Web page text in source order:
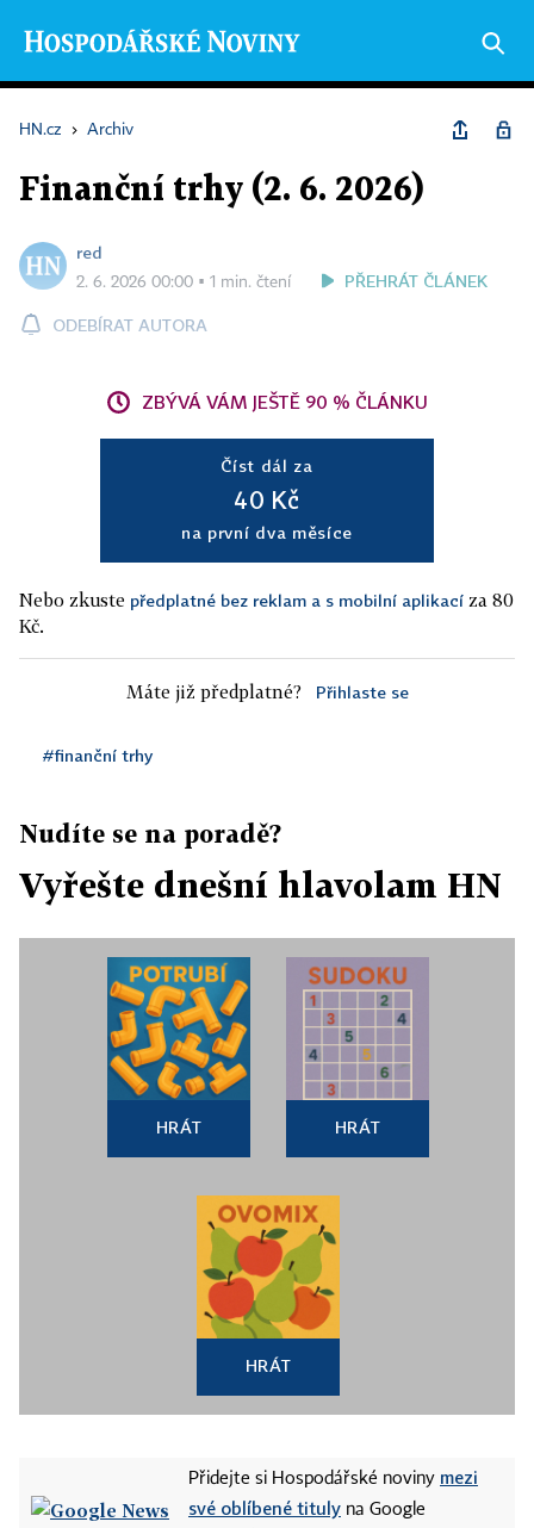
HN.cz › Archiv
Finanční trhy (2. 6. 2026)
red
2. 6. 2026 00:00 ▪ 1 min. čtení PŘEHRÁT ČLÁNEK
ODEBÍRAT AUTORA
ZBÝVÁ VÁM JEŠTĚ 90 % ČLÁNKU
Číst dál za
40 Kč
na první dva měsíce
Nebo zkuste předplatné bez reklam a s mobilní aplikací za 80
Kč.
Máte již předplatné? Přihlaste se
#finanční trhy
Nudíte se na poradě?
Vyřešte dnešní hlavolam HN
HRÁT HRÁT
HRÁT
Přidejte si Hospodářské noviny mezi
své oblíbené tituly na Google